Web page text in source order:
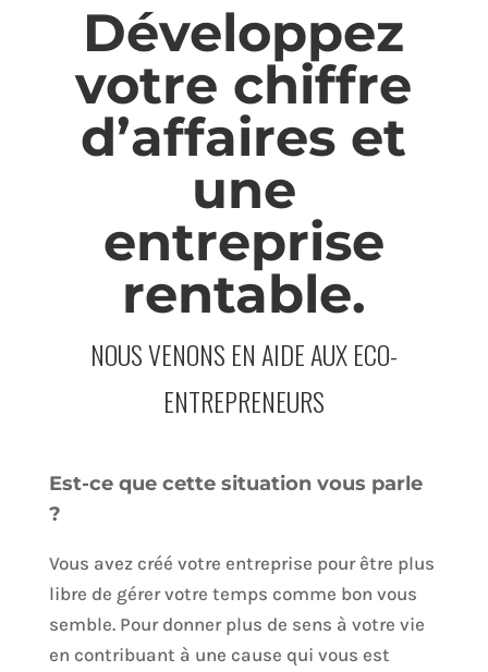
Développez
votre chiffre
d’affaires et
une
entreprise
rentable.
NOUS VENONS EN AIDE AUX ECO-
ENTREPRENEURS
Est-ce que cette situation vous parle
?
Vous avez créé votre entreprise pour être plus
libre de gérer votre temps comme bon vous
semble. Pour donner plus de sens à votre vie
en contribuant à une cause qui vous est